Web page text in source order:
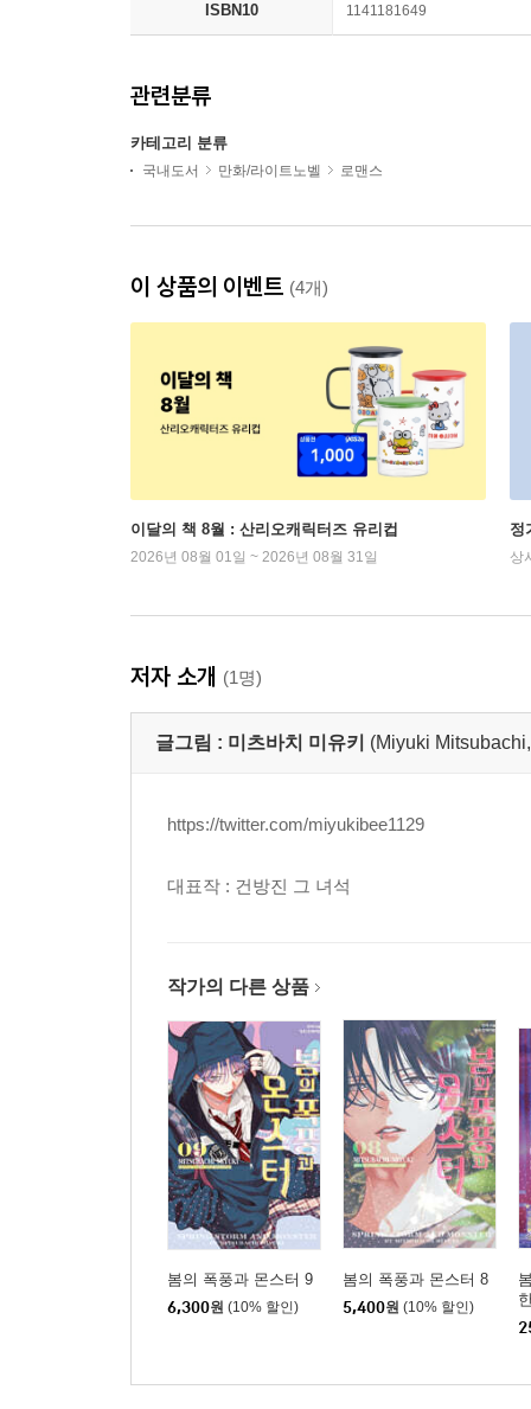
ISBN10 1141181649
관련분류
카테고리 분류
국내도서 만화/라이트노벨 로맨스
이 상품의 이벤트 (4개)
이달의 책 8월 : 산리오캐릭터즈 유리컵
2026년 08월 01일 ~ 2026년 08월 31일
정
상
저자 소개 (1명)
글그림 : 미츠바치 미유키 (Miyuki
https://twitter.com/miyukibee1129
대표작 : 건방진 그 녀석
작가의 다른 상품
봄의 폭풍과 몬스터 9
6,300원 (10% 할인)
봄의 폭풍과 몬스터 8
5,400원 (10% 할인)